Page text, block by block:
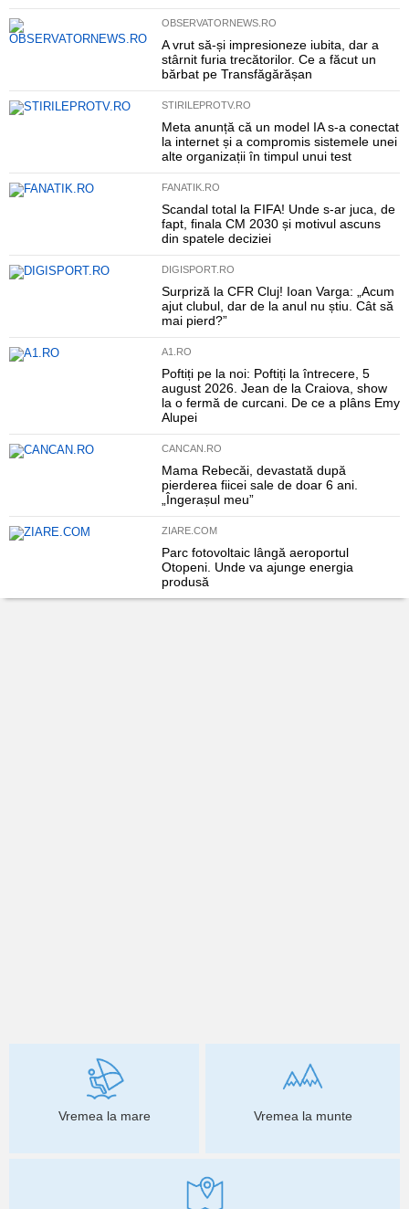
OBSERVATORNEWS.RO
A vrut să-și impresioneze iubita, dar a
stârnit furia trecătorilor. Ce a făcut un
bărbat pe Transfăgărășan
STIRILEPROTV.RO
Meta anunță că un model IA s-a conectat
la internet și a compromis sistemele unei
alte organizații în timpul unui test
FANATIK.RO
Scandal total la FIFA! Unde s-ar juca, de
fapt, finala CM 2030 și motivul ascuns
din spatele deciziei
DIGISPORT.RO
Surpriză la CFR Cluj! Ioan Varga: „Acum
ajut clubul, dar de la anul nu știu. Cât să
mai pierd?”
A1.RO
Poftiți pe la noi: Poftiți la întrecere, 5
august 2026. Jean de la Craiova, show
la o fermă de curcani. De ce a plâns Emy
Alupei
CANCAN.RO
Mama Rebecăi, devastată după
pierderea fiicei sale de doar 6 ani.
„Îngerașul meu”
ZIARE.COM
Parc fotovoltaic lângă aeroportul
Otopeni. Unde va ajunge energia
produsă
Vremea la mare Vremea la munte